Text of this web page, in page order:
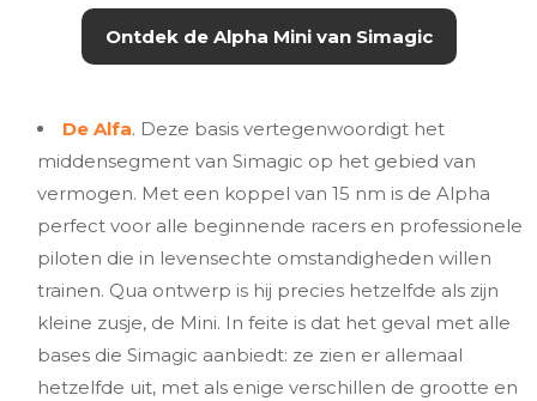
Ontdek de Alpha Mini van Simagic
De Alfa. Deze basis vertegenwoordigt het
middensegment van Simagic op het gebied van
vermogen. Met een koppel van 15 nm is de Alpha
perfect voor alle beginnende racers en professionele
piloten die in levensechte omstandigheden willen
trainen. Qua ontwerp is hij precies hetzelfde als zijn
kleine zusje, de Mini. In feite is dat het geval met alle
bases die Simagic aanbiedt: ze zien er allemaal
hetzelfde uit, met als enige verschillen de grootte en